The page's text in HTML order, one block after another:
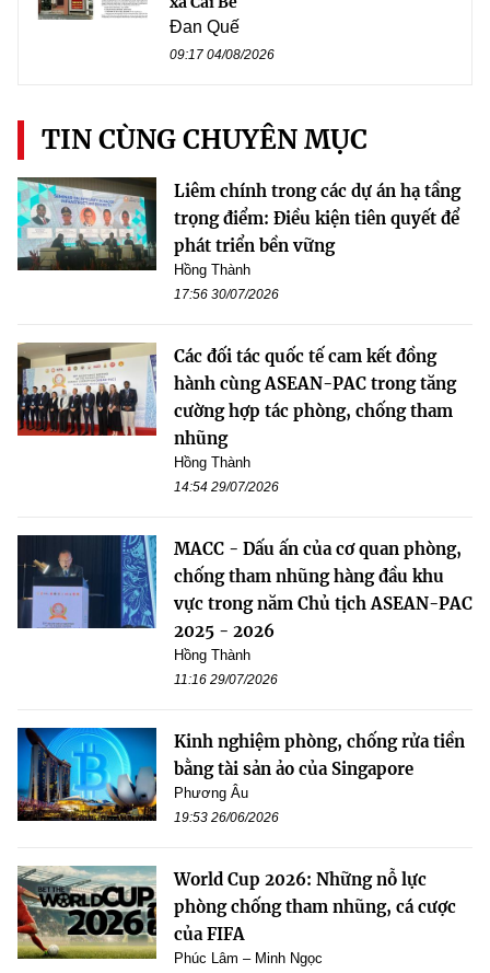
Đan Quế
09:17 04/08/2026
TIN CÙNG CHUYÊN MỤC
Liêm chính trong các dự án hạ tầng
trọng điểm: Điều kiện tiên quyết để
phát triển bền vững
Hồng Thành
17:56 30/07/2026
Các đối tác quốc tế cam kết đồng
hành cùng ASEAN-PAC trong tăng
cường hợp tác phòng, chống tham
nhũng
Hồng Thành
14:54 29/07/2026
MACC - Dấu ấn của cơ quan phòng,
chống tham nhũng hàng đầu khu
vực trong năm Chủ tịch ASEAN-PAC
2025 - 2026
Hồng Thành
11:16 29/07/2026
Kinh nghiệm phòng, chống rửa tiền
bằng tài sản ảo của Singapore
Phương Âu
19:53 26/06/2026
World Cup 2026: Những nỗ lực
phòng chống tham nhũng, cá cược
của FIFA
Phúc Lâm – Minh Ngọc